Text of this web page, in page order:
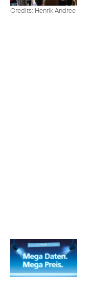
Credits: Henrik Andree